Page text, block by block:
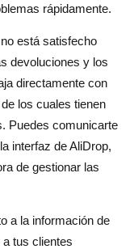
rápidamente.
está satisfecho
devoluciones y los
directamente con
los cuales tienen
Puedes comunicarte
interfaz de AliDrop,
de gestionar las
a la información de
tus clientes